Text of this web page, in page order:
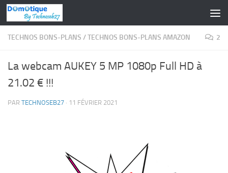
Skip to content
TECHNOS BONS-PLANS /TECHNOS BONS-PLANS AMAZON 2
La webcam AUKEY 5 MP 1080p Full HD à
21.02 € !!!
PAR TECHNOSEB27 · 11 FÉVRIER 2021